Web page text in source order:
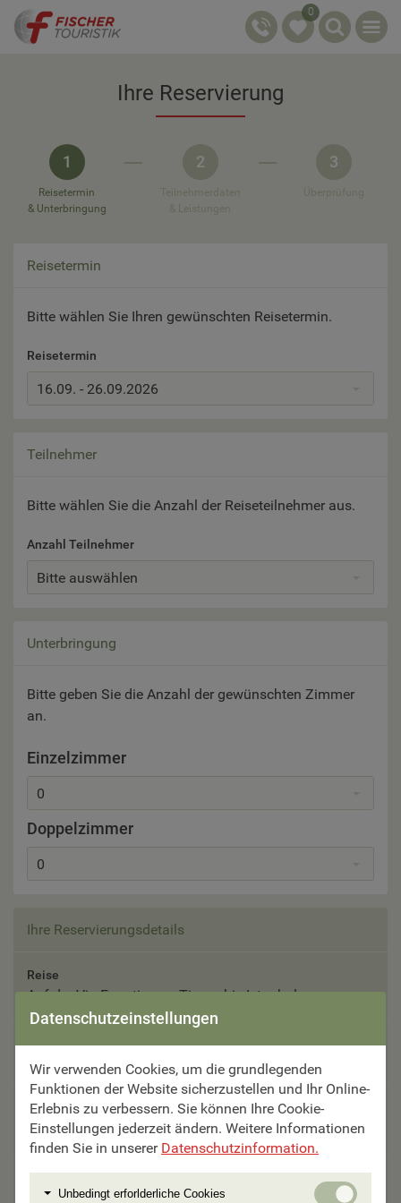
0
Ihre Reservierung
1
Reisetermin
& Unterbringung
2 3
Reisetermin
Bitte wählen Sie Ihren gewünschten Reisetermin.
Reisetermin
16.09. - 26.09.2026
Teilnehmer
Bitte wählen Sie die Anzahl der Reiseteilnehmer aus.
Anzahl Teilnehmer
Bitte auswählen
Unterbringung
Bitte geben Sie die Anzahl der gewünschten Zimmer
an.
Einzelzimmer
0
Doppelzimmer
0
Ihre Reservierungsdetails
Reise
Auf der Via Egnatia von Tirana bis Istanbul
16.09. - 26.09.2026
Teilnehmer
Bitte auswählen
Unterbringung
Bitte auswählen
Datenschutzeinstellungen
Wir verwenden Cookies, um die grundlegenden
Funktionen der Website sicherzustellen und Ihr Online-
Erlebnis zu verbessern. Sie können Ihre Cookie-
Einstellungen jederzeit ändern. Weitere Informationen
finden Sie in unserer Datenschutzinformation.
Unbedingt erforlderliche Cookies